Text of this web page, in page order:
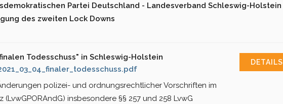
Partei Deutschland - Landesverband Schleswig-Holstein
des zweiten Lock Downs
Todesschuss" in Schleswig-Holstein
DETAILS
polizei- und ordnungsrechtlicher Vorschriften im
insbesondere §§ 257 und 258 LvwG